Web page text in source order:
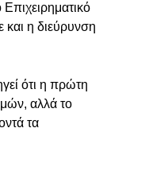
η διεύρυνση
ότι η πρώτη
αλλά το
τα